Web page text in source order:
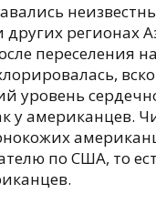
регионах
переселения
уровень
у американцев.
по США, то